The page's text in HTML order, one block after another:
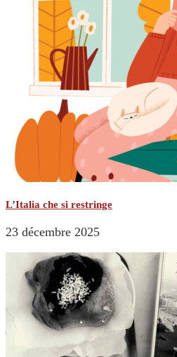
L’Italia che si restringe
23 décembre 2025